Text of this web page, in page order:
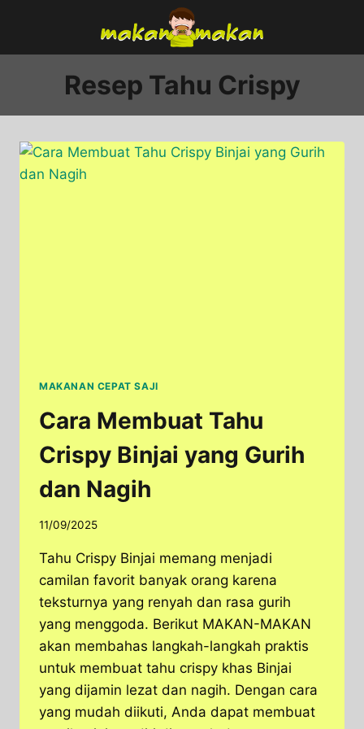
content
Resep Tahu Crispy
MAKANAN CEPAT SAJI
Cara Membuat Tahu
Crispy Binjai yang Gurih
dan Nagih
11/09/2025
Tahu Crispy Binjai memang menjadi
camilan favorit banyak orang karena
teksturnya yang renyah dan rasa gurih
yang menggoda. Berikut MAKAN-MAKAN
akan membahas langkah-langkah praktis
untuk membuat tahu crispy khas Binjai
yang dijamin lezat dan nagih. Dengan cara
yang mudah diikuti, Anda dapat membuat